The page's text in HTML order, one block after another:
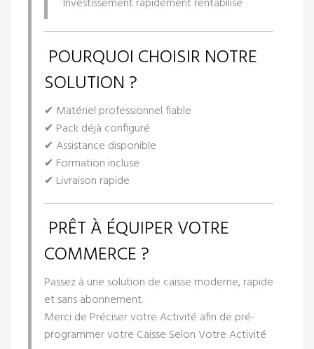
POURQUOI CHOISIR NOTRE
SOLUTION ?
✔ Matériel professionnel fiable
✔ Pack déjà configuré
✔ Assistance disponible
✔ Formation incluse
✔ Livraison rapide
PRÊT À ÉQUIPER VOTRE
COMMERCE ?
Passez à une solution de caisse moderne, rapide
et sans abonnement.
Merci de Préciser votre Activité afin de pré-
programmer votre Caisse Selon Votre Activité